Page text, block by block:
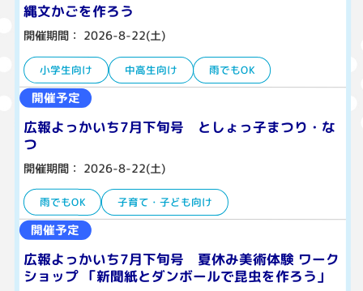
縄文かごを作ろう
開催期間： 2026-8-22(土)
小学生向け 中高生向け 雨でもOK
開催予定
広報よっかいち7月下旬号 としょっ子まつり・な
つ
開催期間： 2026-8-22(土)
雨でもOK 子育て・子ども向け
開催予定
広報よっかいち7月下旬号 夏休み美術体験 ワーク
ショップ 「新聞紙とダンボールで昆虫を作ろう」